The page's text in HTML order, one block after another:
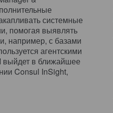
системные
помогая выявлять
например, с базами
агентскими
в ближайшее
Consul InSight,